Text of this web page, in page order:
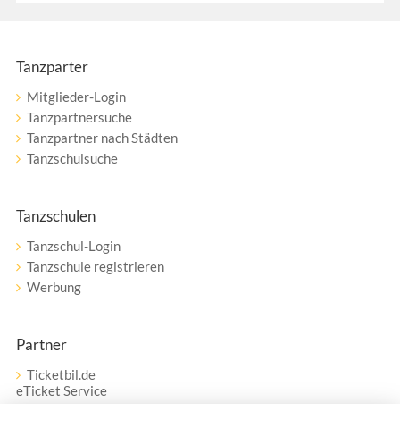
Tanzparter
Mitglieder-Login
Tanzpartnersuche
Tanzpartner nach Städten
Tanzschulsuche
Tanzschulen
Tanzschul-Login
Tanzschule registrieren
Werbung
Partner
Ticketbil.de
eTicket Service